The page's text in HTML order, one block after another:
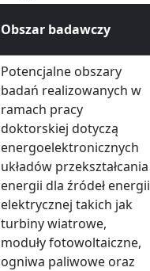
Obszar badawczy
Potencjalne obszary
badań realizowanych w
ramach pracy
doktorskiej dotyczą
energoelektronicznych
układów przekształcania
energii dla źródeł energii
elektrycznej takich jak
turbiny wiatrowe,
moduły fotowoltaiczne,
ogniwa paliwowe oraz